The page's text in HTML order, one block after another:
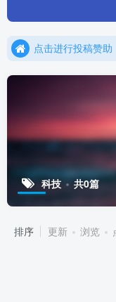
点击加入官方TG
点击进行投稿赞助
点击加入官方TG
科技 共0篇
排序 更新 浏览